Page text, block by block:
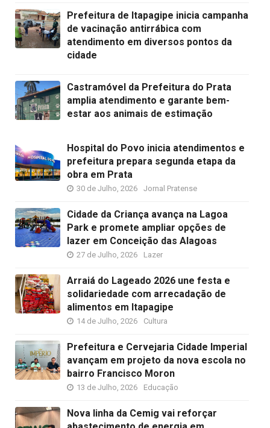
Prefeitura de Itapagipe inicia campanha
de vacinação antirrábica com
atendimento em diversos pontos da
cidade
Castramóvel da Prefeitura do Prata
amplia atendimento e garante bem-
estar aos animais de estimação
Hospital do Povo inicia atendimentos e
prefeitura prepara segunda etapa da
obra em Prata
30 de Julho, 2026 Jornal Pratense
Cidade da Criança avança na Lagoa
Park e promete ampliar opções de
lazer em Conceição das Alagoas
27 de Julho, 2026 Lazer
Arraiá do Lageado 2026 une festa e
solidariedade com arrecadação de
alimentos em Itapagipe
14 de Julho, 2026 Cultura
Prefeitura e Cervejaria Cidade Imperial
avançam em projeto da nova escola no
bairro Francisco Moron
13 de Julho, 2026 Educação
Nova linha da Cemig vai reforçar